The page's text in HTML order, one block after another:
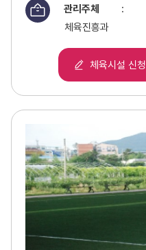
관리주체
:
체육진흥과
체육시설 신청